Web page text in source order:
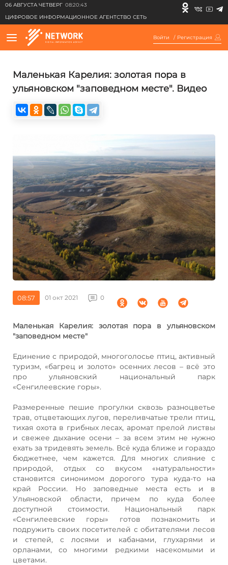
06 АВГУСТА ЧЕТВЕРГ 08:20:43
ЦИФРОВОЕ ИНФОРМАЦИОННОЕ АГЕНТСТВО СЕТЬ
Войти / Регистрация
Маленькая Карелия: золотая пора в
ульяновском "заповедном месте". Видео
08:57 01 окт 2021 0
Маленькая Карелия: золотая пора в ульяновском
"заповедном месте"
Единение с природой, многоголосье птиц, активный
туризм, «багрец и золото» осенних лесов – всё это
про ульяновский национальный парк
«Сенгилеевские горы».
Размеренные пешие прогулки сквозь разноцветье
трав, отцветающих лугов, переливчатые трели птиц,
тихая охота в грибных лесах, аромат прелой листвы
и свежее дыхание осени – за всем этим не нужно
ехать за тридевять земель. Всё куда ближе и гораздо
бюджетнее, чем кажется. Для многих слияние с
природой, отдых со вкусом «натуральности»
становится синонимом дорогого тура куда-то на
край России. Но заповедные места есть и в
Ульяновской области, причем по куда более
доступной стоимости. Национальный парк
«Сенгилеевские горы» готов познакомить и
подружить своих посетителей с обитателями лесов
и степей, с лосями и кабанами, глухарями и
орланами, со многими редкими насекомыми и
цветами.